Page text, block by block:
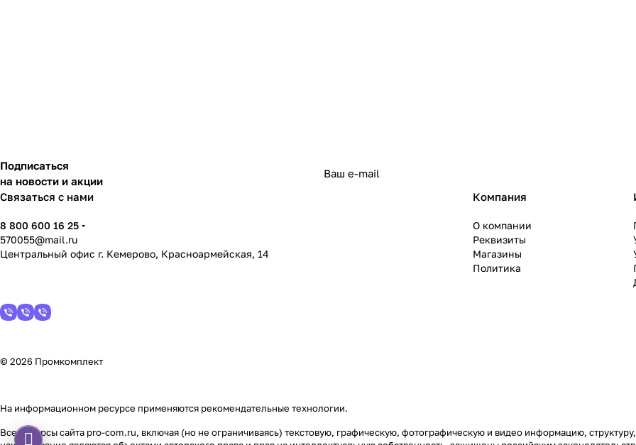
Подписаться
на новости и акции
Связаться с нами
8 800 600 16 25
570055@mail.ru
Центральный офис г. Кемерово, Красноармейская, 14
Компания
О компании
Реквизиты
Магазины
Политика
© 2026 Промкомплект
На информационном ресурсе применяются рекомендательные технологии.
Все ресурсы сайта pro-com.ru, включая (но не ограничиваясь) текстовую, графическую, фотографическую и видео информацию,